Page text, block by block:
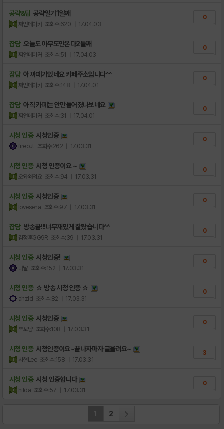
공략&팁 공략일기1일째
쩌언메이커 조회수:620 | 17.04.03
0
잡담 오늘도 아무도안온다2틀째
쩌언메이커 조회수:51 | 17.04.03
0
잡담 아 까페가있네요 카페주소입니다^^
쩌언메이커 조회수:148 | 17.04.01
0
잡담 아직 카페는 안만들어졌나보네요
쩌언메이커 조회수:31 | 17.04.01
0
시청 인증 시청인증
fireout 조회수:262 | 17.03.31
0
시청 인증 시청 인증이요 ~
오와왜외요 조회수:94 | 17.03.31
0
시청 인증 시청인증
lovesena 조회수:97 | 17.03.31
0
잡담 방송끝!!!너무재밌게 잘봤습니다^^
김정훈GG9R 조회수:39 | 17.03.31
0
시청 인증 시청인증!
나냘 조회수:152 | 17.03.31
0
시청 인증 ☆ 방송 시청 인증 ☆
ahzld 조회수:82 | 17.03.31
0
시청 인증 시청인증
쪼꼬냥 조회수:108 | 17.03.31
0
시청 인증 시청인증이요~끝나자마자 글올려요~
서현Lee 조회수:158 | 17.03.31
3
시청 인증 시청 인증합니다
hilda 조회수:57 | 17.03.31
0
1 2